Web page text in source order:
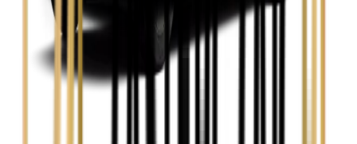
Toyota Corolla
Toyota Prius